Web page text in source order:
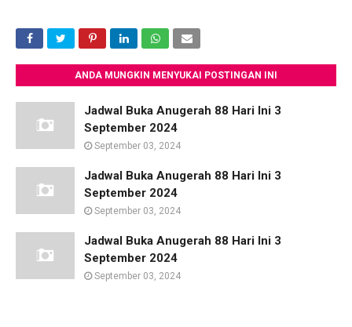
ANDA MUNGKIN MENYUKAI POSTINGAN INI
Jadwal Buka Anugerah 88 Hari Ini 3
September 2024
September 03, 2024
Jadwal Buka Anugerah 88 Hari Ini 3
September 2024
September 03, 2024
Jadwal Buka Anugerah 88 Hari Ini 3
September 2024
September 03, 2024